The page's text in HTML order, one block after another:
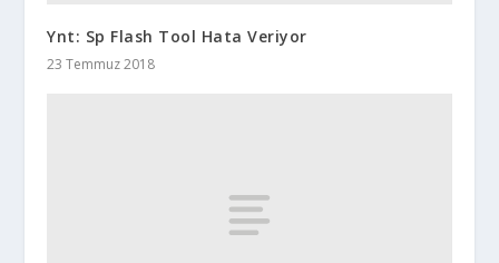
Ynt: Sp Flash Tool Hata Veriyor
23 Temmuz 2018